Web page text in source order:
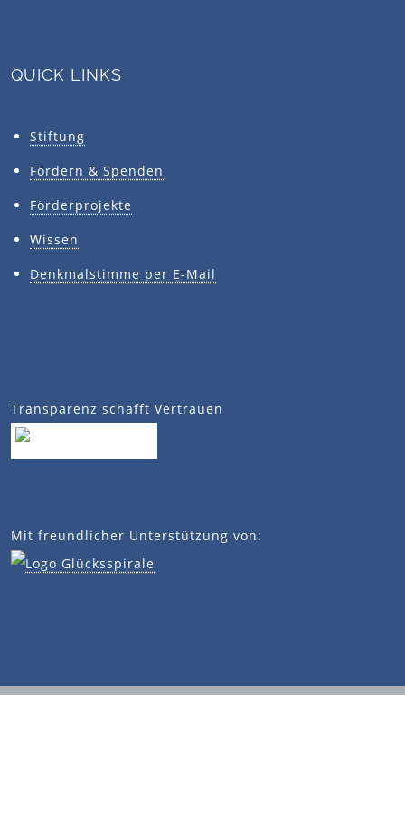
QUICK LINKS
Stiftung
Fördern & Spenden
Förderprojekte
Wissen
Denkmalstimme per E-Mail
Transparenz schafft Vertrauen
Mit freundlicher Unterstützung von: